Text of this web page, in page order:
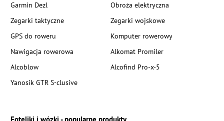
Garmin Dezl
Obroża elektryczna
Zegarki taktyczne
Zegarki wojskowe
GPS do roweru
Komputer rowerowy
Nawigacja rowerowa
Alkomat Promiler
Alcoblow
Alcofind Pro-x-5
Yanosik GTR S-clusive